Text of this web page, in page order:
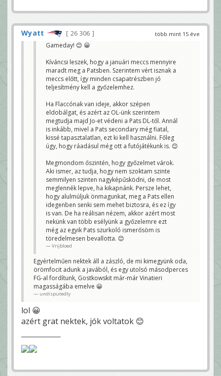
több mint 15 éve
Wyatt
26 306
Gameday! 😊 😀
Kíváncsi leszek, hogy a januári meccs mennyire
maradt meg a Patsben. Szerintem vért isznak a
meccs előtt, így minden csapatrészben jó
teljesítmény kell a győzelemhez.
Ha Flaccónak van ideje, akkor szépen
eldobálgat, és azért az OL-ünk szerintem
megtudja majd Jo-et védeni a Pats DL-től. Annál
is inkább, mivel a Pats secondary még fiatal,
kissé tapasztalatlan, ezt ki kell használni. Főleg
úgy, hogy ráadásul még ott a futójátékunk is. 😊
Megmondom őszintén, hogy győzelmet várok.
Aki ismer, az tudja, hogy nem szoktam szinte
semmilyen szinten nagyképűsködni, de most
meglennék lepve, ha kikapnánk. Persze lehet,
hogy alulmúljuk önmagunkat, meg a Pats ellen
idegenben senki sem mehet biztosra, és ez így
is van. De ha reálisan nézem, akkor azért most
nekünk van több esélyünk a győzelemre ezt
még az egyik Pats szurkoló ismerősöm is
töredelmesen bevallotta. 😊
Vrijbloed
Egyértelműen nektek áll a zászló, de mi kimegyünk oda,
örömfocit adunk a javából, és egy utolsó másodperces
FG-al fordítunk, Gostkowskit már-már Vinatieri
magasságába emelve 😀
undisputedly
lol 😀
azért grat nektek, jók voltatok 😊